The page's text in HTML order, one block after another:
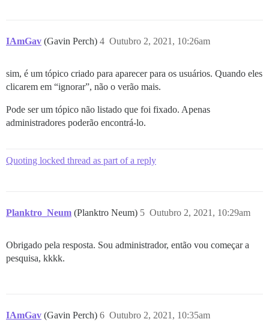
IAmGav (Gavin Perch) Outubro 2, 2021, 10:26am
4
sim, é um tópico criado para aparecer para os usuários. Quando eles
clicarem em “ignorar”, não o verão mais.
Pode ser um tópico não listado que foi fixado. Apenas
administradores poderão encontrá-lo.
Quoting locked thread as part of a reply
Planktro_Neum (Planktro Neum) Outubro 2, 2021, 10:29am
5
Obrigado pela resposta. Sou administrador, então vou começar a
pesquisa, kkkk.
IAmGav (Gavin Perch) Outubro 2, 2021, 10:35am
6